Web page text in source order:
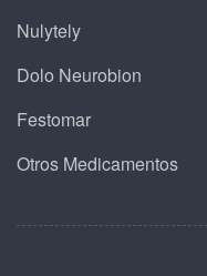
Nulytely
Dolo Neurobion
Festomar
Otros Medicamentos